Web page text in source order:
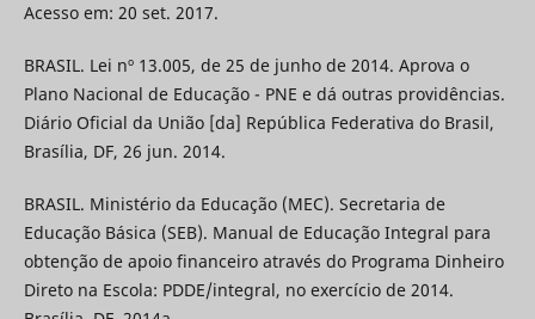
Acesso em: 20 set. 2017.
BRASIL. Lei nº 13.005, de 25 de junho de 2014. Aprova o
Plano Nacional de Educação - PNE e dá outras providências.
Diário Oficial da União [da] República Federativa do Brasil,
Brasília, DF, 26 jun. 2014.
BRASIL. Ministério da Educação (MEC). Secretaria de
Educação Básica (SEB). Manual de Educação Integral para
obtenção de apoio financeiro através do Programa Dinheiro
Direto na Escola: PDDE/integral, no exercício de 2014.